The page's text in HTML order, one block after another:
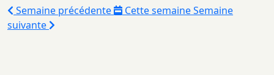
Semaine précédente Cette semaineSemaine
suivante